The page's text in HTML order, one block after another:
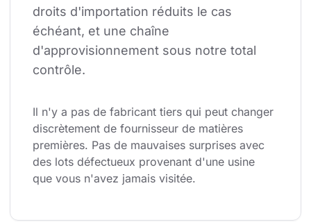
droits d'importation réduits le cas
échéant, et une chaîne
d'approvisionnement sous notre total
contrôle.
Il n'y a pas de fabricant tiers qui peut changer
discrètement de fournisseur de matières
premières. Pas de mauvaises surprises avec
des lots défectueux provenant d'une usine
que vous n'avez jamais visitée.